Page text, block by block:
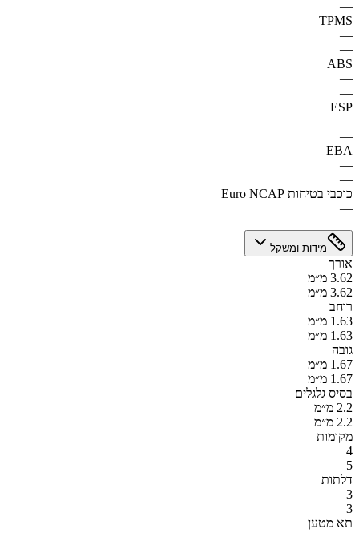
—
TPMS
—
—
ABS
—
—
ESP
—
—
EBA
—
—
כוכבי בטיחות Euro NCAP
—
—
מידות ומשקל
אורך
3.62 מ״מ
3.62 מ״מ
רוחב
1.63 מ״מ
1.63 מ״מ
גובה
1.67 מ״מ
1.67 מ״מ
בסיס גלגלים
2.2 מ״מ
2.2 מ״מ
מקומות
4
5
דלתות
3
3
תא מטען
—